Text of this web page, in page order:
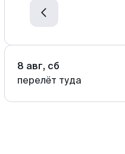
8 авг, сб
перелёт туда